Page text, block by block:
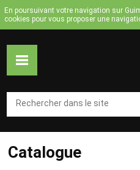
Jump to
MOULURES
FLEXIBLES
En poursuivant votre navigation sur
cookies pour vous proposer une
Catalogue